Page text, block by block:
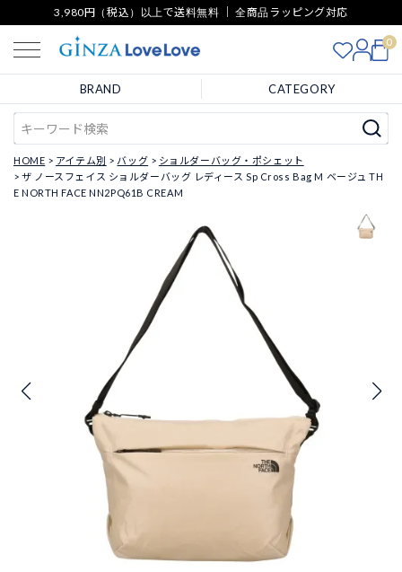
3,980円（税込）以上で送料無料 ｜ 全商品ラッピング対応
0
BRAND CATEGORY
HOME アイテム別 バッグ
ショルダーバッグ・ポシェット
ザ ノースフェイス ショルダーバッグ レディース Sp Cross Bag M ベージュ TH
E NORTH FACE NN2PQ61B CREAM